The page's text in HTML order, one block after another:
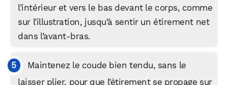
l’intérieur et vers le bas devant le corps, comme
sur l’illustration, jusqu’à sentir un étirement net
dans l’avant‑bras.​
Maintenez le coude bien tendu, sans le
laisser plier, pour que l’étirement se propage sur